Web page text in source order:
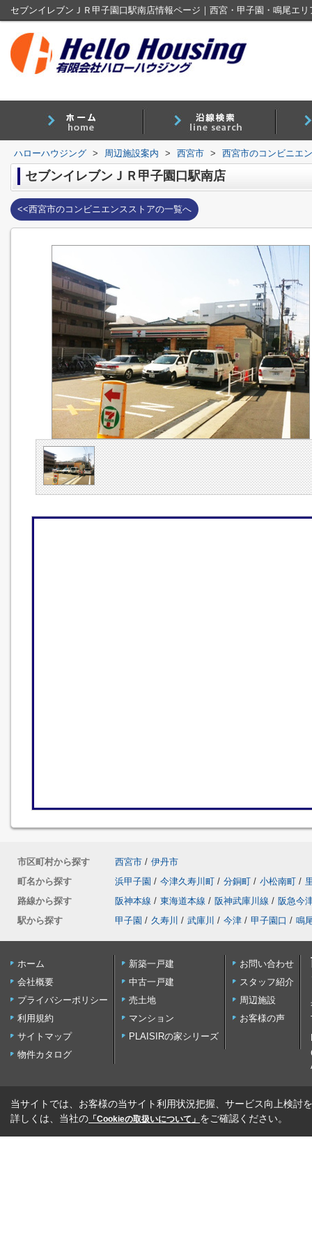
ハローハウジング > 周辺施設案内 > 西宮市 > 西宮市のコンビニエ
セブンイレブンＪＲ甲子園口駅南店
<<西宮市のコンビニエンスストアの一覧へ
市区町村から探す 西宮市 / 伊丹市
町名から探す
浜甲子園 / 今津久寿川町 / 分銅町 / 小松南町 /
路線から探す
阪神本線 / 東海道本線 / 阪神武庫川線 / 阪急今
駅から探す
甲子園 / 久寿川 / 武庫川 / 今津 / 甲子園口 / 鳴
ホーム
会社概要
プライバシーポリシー
利用規約
サイトマップ
物件カタログ
新築一戸建
中古一戸建
売土地
マンション
PLAISIRの家シリーズ
お問い合わせ
スタッフ紹介
周辺施設
お客様の声
当サイトでは、お客様の当サイト利用状況把握、サービス向上検討
詳しくは、当社の 「Cookieの取扱いについて」 をご確認ください。